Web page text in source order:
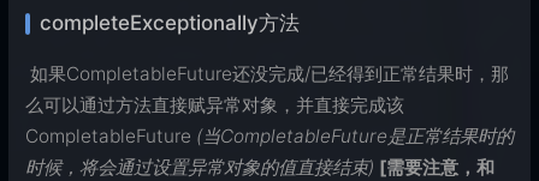
completeExceptionally方法
​ 如果CompletableFuture还没完成/已经得到正常结果时，那
么可以通过方法直接赋异常对象，并直接完成该
CompletableFuture (当CompletableFuture是正常结果时的
时候，将会通过设置异常对象的值直接结束) [需要注意，和